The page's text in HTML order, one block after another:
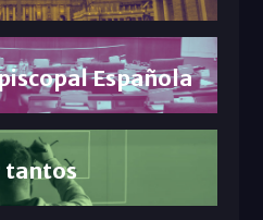
Española
tantos